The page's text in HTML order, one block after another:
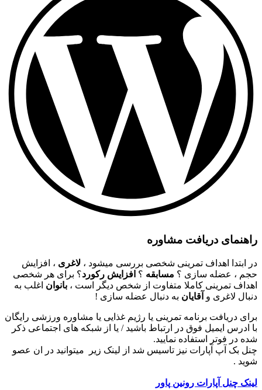
راهنمای دریافت مشاوره
در ابتدا اهداف تمرینی شخصی بررسی میشود ، لاغری ، افزایش
حجم ، عضله سازی ؟ مسابقه ؟ افزایش رکورد؟ برای هر شخصی
اهداف تمرینی کاملا متفاوت از شخص دیگر است ، بانوان اغلب به
دنبال لاغری و آقایان به دنبال عضله سازی !
برای دریافت برنامه تمرینی یا رژیم غذایی یا مشاوره ورزشی رایگان
با ادرس ایمیل فوق در ارتباط باشید / یا از شبکه های اجتماعی ذکر
شده در فوتر استفاده نمایید.
چنل بک آپ آپارات نیز تاسیس شد از لینک زیر میتوانید در ان عصو
شوید .
لینک چنل آپارات رونین پاور